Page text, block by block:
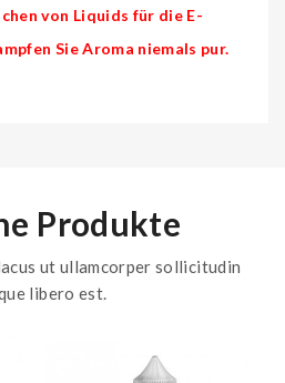
von Liquids für die E-
Sie Aroma niemals pur.
Produkte
ut ullamcorper sollicitudin
libero est.